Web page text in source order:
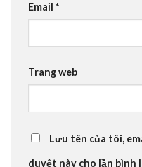
Email *
Trang web
Lưu tên của tôi,
duyệt này cho lần bình